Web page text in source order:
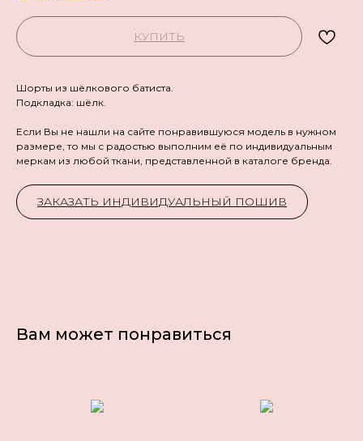
КУПИТЬ
Шорты из шёлкового батиста.
Подкладка: шёлк.
Если Вы не нашли на сайте понравившуюся модель в нужном
размере, то мы с радостью выполним её по индивидуальным
меркам из любой ткани, представленной в каталоге бренда.
ЗАКАЗАТЬ ИНДИВИДУАЛЬНЫЙ ПОШИВ
Вам может понравиться